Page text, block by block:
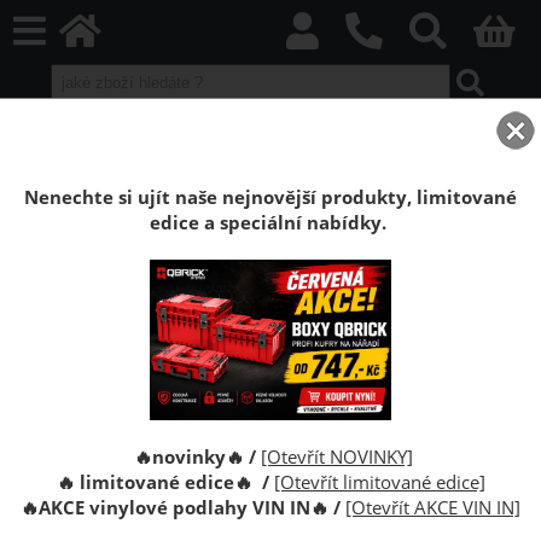
Vinylová plovoucí podlaha VIN IN Freestyle
Vinylové podlahy na míru k Vašim
potřebám!
Toto je skutečný FREESTYLE o klasické dubové podlaze!
Vynikající volba pro lidi, kteří oceňují kreativitu, svobodu,
nezávislost a individuální styl. 4 jedinečné dekory v teplých,
světlých barvách podněcují fantazii a zdůrazňují její
Nenechte si ujít naše nejnovější produkty, limitované
edice a speciální nabídky.
🔥novinky🔥 / [Otevřít NOVINKY]
🔥 limitované edice🔥 / [Otevřít limitované edice]
🔥AKCE vinylové podlahy VIN IN🔥 / [Otevřít AKCE VIN IN]